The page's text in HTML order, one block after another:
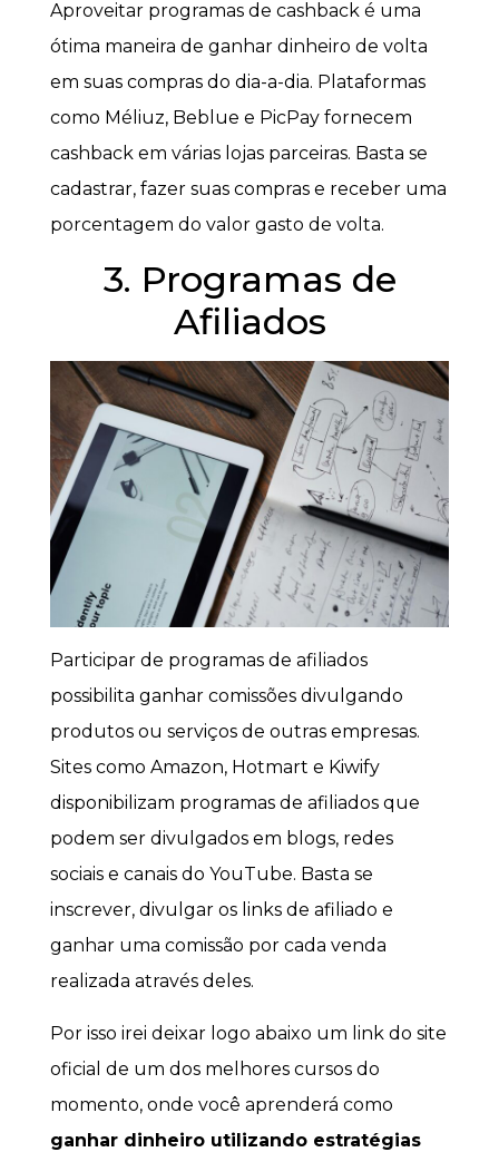
Aproveitar programas de cashback é uma
ótima maneira de ganhar dinheiro de volta
em suas compras do dia-a-dia. Plataformas
como Méliuz, Beblue e PicPay fornecem
cashback em várias lojas parceiras. Basta se
cadastrar, fazer suas compras e receber uma
porcentagem do valor gasto de volta.
3. Programas de
Afiliados
Participar de programas de afiliados
possibilita ganhar comissões divulgando
produtos ou serviços de outras empresas.
Sites como Amazon, Hotmart e Kiwify
disponibilizam programas de afiliados que
podem ser divulgados em blogs, redes
sociais e canais do YouTube. Basta se
inscrever, divulgar os links de afiliado e
ganhar uma comissão por cada venda
realizada através deles.
Por isso irei deixar logo abaixo um link do site
oficial de um dos melhores cursos do
momento, onde você aprenderá como
ganhar dinheiro utilizando estratégias